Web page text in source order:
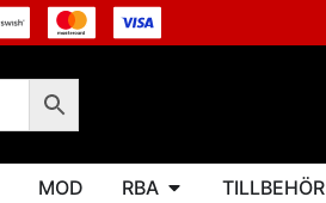
MOD RBA TILLBEHÖR